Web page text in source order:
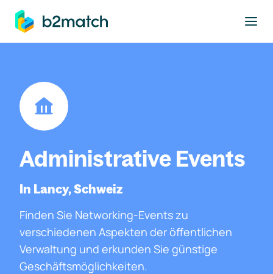
springen
Administrative Events
In Lancy, Schweiz
Finden Sie Networking-Events zu
verschiedenen Aspekten der öffentlichen
Verwaltung und erkunden Sie günstige
Geschäftsmöglichkeiten.